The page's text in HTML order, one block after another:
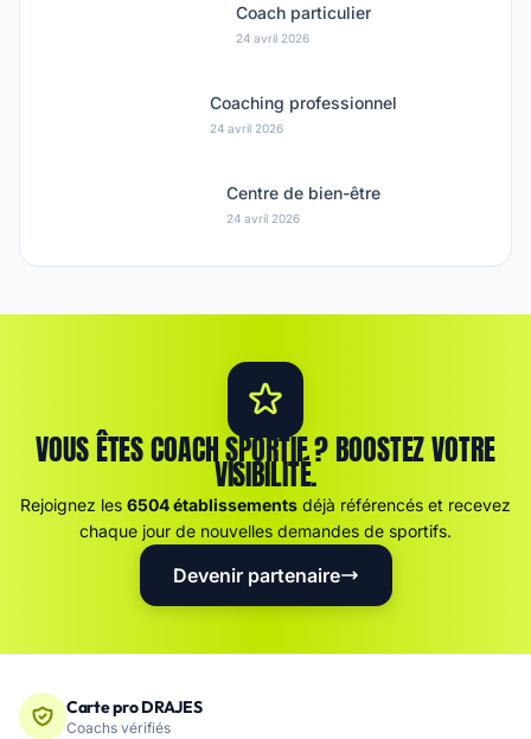
Coach particulier
24 avril 2026
Coaching professionnel
24 avril 2026
Centre de bien-être
24 avril 2026
VOUS ÊTES COACH SPORTIF ? BOOSTEZ VOTRE
VISIBILITÉ.
Rejoignez les 6504 établissements déjà référencés et recevez
chaque jour de nouvelles demandes de sportifs.
Devenir partenaire
Carte pro DRAJES
Coachs vérifiés